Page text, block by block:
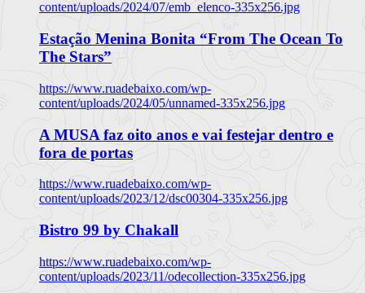
content/uploads/2024/07/emb_elenco-335x256.jpg
Estação Menina Bonita “From The Ocean To
The Stars”
https://www.ruadebaixo.com/wp-
content/uploads/2024/05/unnamed-335x256.jpg
A MUSA faz oito anos e vai festejar dentro e
fora de portas
https://www.ruadebaixo.com/wp-
content/uploads/2023/12/dsc00304-335x256.jpg
Bistro 99 by Chakall
https://www.ruadebaixo.com/wp-
content/uploads/2023/11/odecollection-335x256.jpg